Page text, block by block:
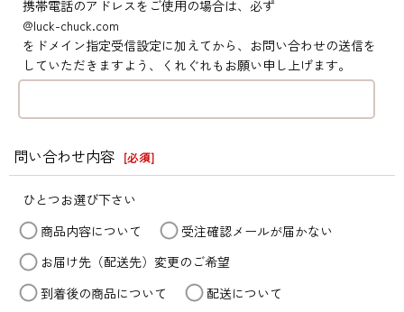
携帯電話のアドレスをご使用の場合は、必ず
@luck-chuck.com
をドメイン指定受信設定に加えてから、お問い合わせの送信を
していただきますよう、くれぐれもお願い申し上げます。
問い合わせ内容 [必須]
ひとつお選び下さい
商品内容について
受注確認メールが届かない
お届け先（配送先）変更のご希望
到着後の商品について
配送について